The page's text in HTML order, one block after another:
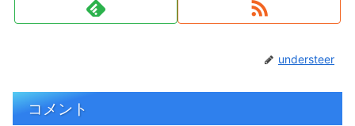
understeer
コメント